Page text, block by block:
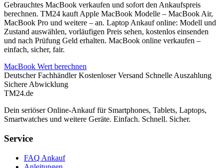
Gebrauchtes MacBook verkaufen und sofort den Ankaufspreis
berechnen. TM24 kauft Apple MacBook Modelle – MacBook Air,
MacBook Pro und weitere – an. Laptop Ankauf online: Modell und
Zustand auswählen, vorläufigen Preis sehen, kostenlos einsenden
und nach Prüfung Geld erhalten. MacBook online verkaufen –
einfach, sicher, fair.
MacBook Wert berechnen
Deutscher Fachhändler Kostenloser Versand Schnelle Auszahlung
Sichere Abwicklung
TM24.de
Dein seriöser Online-Ankauf für Smartphones, Tablets, Laptops,
Smartwatches und weitere Geräte. Einfach. Schnell. Sicher.
Service
FAQ Ankauf